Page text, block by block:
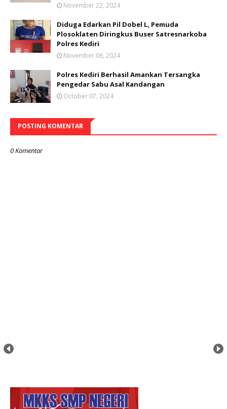
November 22, 2024
Diduga Edarkan Pil Dobel L, Pemuda
Plosoklaten Diringkus Buser Satresnarkoba
Polres Kediri
November 06, 2024
Polres Kediri Berhasil Amankan Tersangka
Pengedar Sabu Asal Kandangan
October 07, 2024
POSTING KOMENTAR
0 Komentar